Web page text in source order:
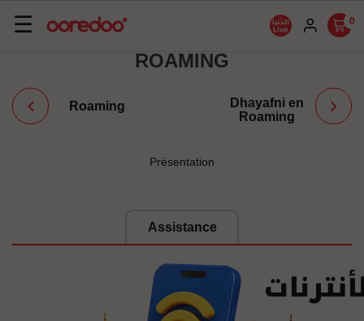
Basculer
☰ 0
ROAMING
Roaming
Dhayafni en
Roaming
Présentation
Assistance